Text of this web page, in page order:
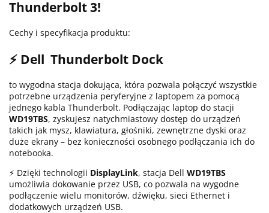
Thunderbolt 3!
Cechy i specyfikacja produktu:
⚡ Dell Thunderbolt Dock
to wygodna stacja dokująca, która pozwala połączyć wszystkie
potrzebne urządzenia peryferyjne z laptopem za pomocą
jednego kabla Thunderbolt. Podłączając laptop do stacji
WD19TBS, zyskujesz natychmiastowy dostęp do urządzeń
takich jak mysz, klawiatura, głośniki, zewnętrzne dyski oraz
duże ekrany – bez konieczności osobnego podłączania ich do
notebooka.
⚡ Dzięki technologii DisplayLink, stacja Dell WD19TBS
umożliwia dokowanie przez USB, co pozwala na wygodne
podłączenie wielu monitorów, dźwięku, sieci Ethernet i
dodatkowych urządzeń USB.